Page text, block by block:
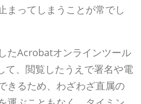
まってしまうことが常でし
たAcrobatオンラインツール
て、閲覧したうえで署名や電
きるため、わざわざ直属の